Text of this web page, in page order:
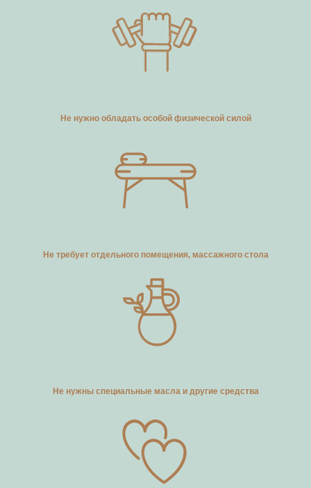
Не нужно обладать особой физической силой
Не требует отдельного помещения, массажного стола
Не нужны специальные масла и другие средства